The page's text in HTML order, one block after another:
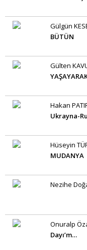
Gülgün
BÜTÜN
Gülten
Hakan
Ukrayna-
Hüseyin
MUDANYA
Nezihe
Onuralp
Dayı’m…